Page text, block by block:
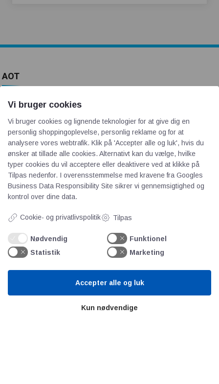
AOT
Om os
Kontakt
Persondata
Videncentre
Teknologisk Institut
Bitva
Litteratur
Forkortelser
Værd at besøge
Vi bruger cookies
Vi bruger cookies og lignende teknologier for at give dig en
personlig shoppingoplevelse, personlig reklame og for at
analysere vores webtrafik. Klik på 'Accepter alle og luk', hvis du
ønsker at tillade alle cookies. Alternativt kan du vælge, hvilke
typer cookies du vil acceptere eller deaktivere ved at klikke på
Tilpas nedenfor. I overensstemmelse med kravene fra Googles
Business Data Responsibility Site sikrer vi gennemsigtighed og
kontrol over dine data.
Cookie- og privatlivspolitik Tilpas
Nødvendig
Funktionel
Statistik
Marketing
Kun nødvendige
Accepter alle og luk